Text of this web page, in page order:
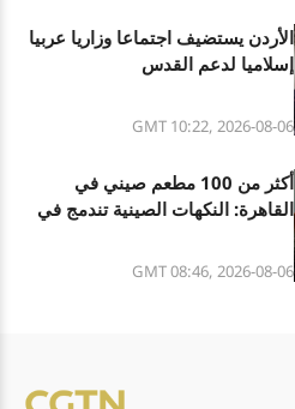
الأردن يستضيف اجتماعا وزاريا عربيا
إسلاميا لدعم القدس
GMT 10:22, 2026-08-06
أكثر من 100 مطعم صيني في
القاهرة: النكهات الصينية تندمج في
GMT 08:46, 2026-08-06